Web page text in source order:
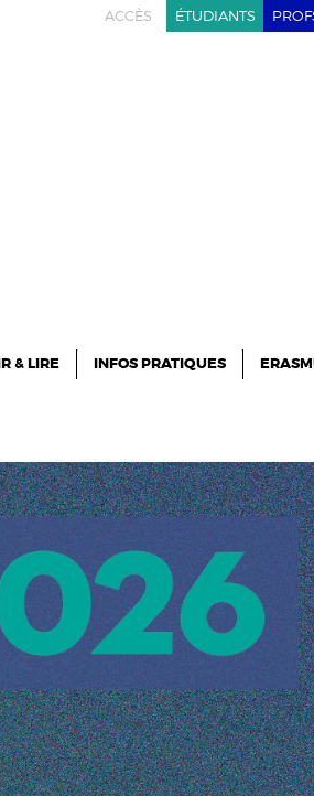
ACCÈS ÉTUDIANTS
& LIRE INFOS PRATIQUES